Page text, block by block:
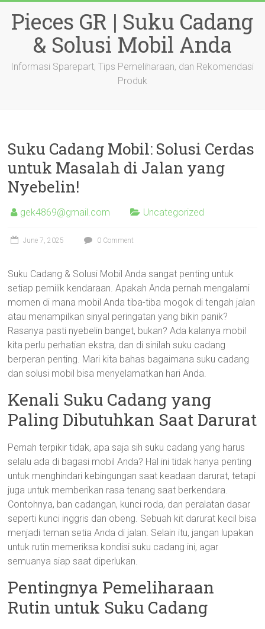
content
Pieces GR | Suku Cadang
& Solusi Mobil Anda
Informasi Sparepart, Tips Pemeliharaan, dan Rekomendasi
Produk
Suku Cadang Mobil: Solusi Cerdas
untuk Masalah di Jalan yang
Nyebelin!
gek4869@gmail.com Uncategorized
June 7, 2025 0 Comment
Suku Cadang & Solusi Mobil Anda sangat penting untuk
setiap pemilik kendaraan. Apakah Anda pernah mengalami
momen di mana mobil Anda tiba-tiba mogok di tengah jalan
atau menampilkan sinyal peringatan yang bikin panik?
Rasanya pasti nyebelin banget, bukan? Ada kalanya mobil
kita perlu perhatian ekstra, dan di sinilah suku cadang
berperan penting. Mari kita bahas bagaimana suku cadang
dan solusi mobil bisa menyelamatkan hari Anda.
Kenali Suku Cadang yang
Paling Dibutuhkan Saat Darurat
Pernah terpikir tidak, apa saja sih suku cadang yang harus
selalu ada di bagasi mobil Anda? Hal ini tidak hanya penting
untuk menghindari kebingungan saat keadaan darurat, tetapi
juga untuk memberikan rasa tenang saat berkendara.
Contohnya, ban cadangan, kunci roda, dan peralatan dasar
seperti kunci inggris dan obeng. Sebuah kit darurat kecil bisa
menjadi teman setia Anda di jalan. Selain itu, jangan lupakan
untuk rutin memeriksa kondisi suku cadang ini, agar
semuanya siap saat diperlukan.
Pentingnya Pemeliharaan
Rutin untuk Suku Cadang